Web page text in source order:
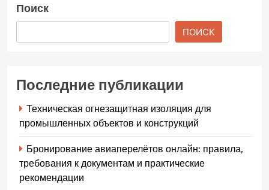
Поиск
ПОИСК
Последние публикации
Техническая огнезащитная изоляция для
промышленных объектов и конструкций
Бронирование авиаперелётов онлайн: правила,
требования к документам и практические
рекомендации